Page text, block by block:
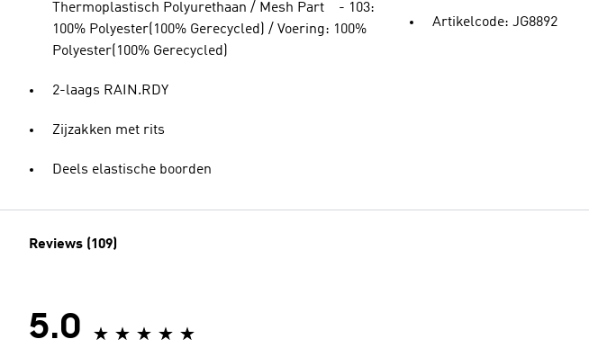
Thermoplastisch Polyurethaan / Mesh Part - 103:
100% Polyester(100% Gerecycled) / Voering: 100%
Polyester(100% Gerecycled)
2-laags RAIN.RDY
Zijzakken met rits
Deels elastische boorden
Artikelcode: JG8892
Reviews (109)
5.0